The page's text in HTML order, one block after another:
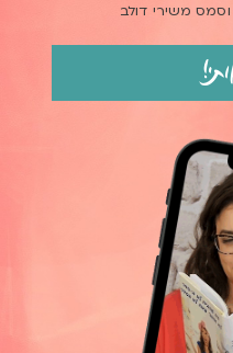
משירי דולב